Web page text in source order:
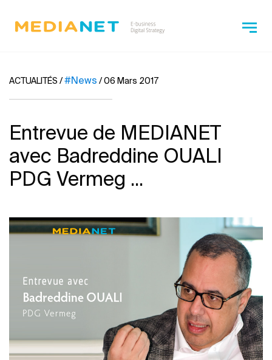
ACTUALITÉS /#News /06 Mars 2017
Entrevue de MEDIANET
avec Badreddine OUALI
PDG Vermeg ...